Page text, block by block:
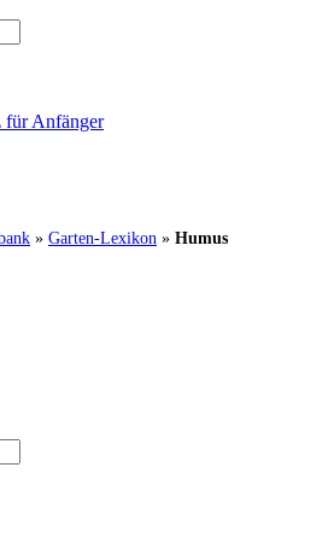
für Anfänger
» Garten-Lexikon » Humus